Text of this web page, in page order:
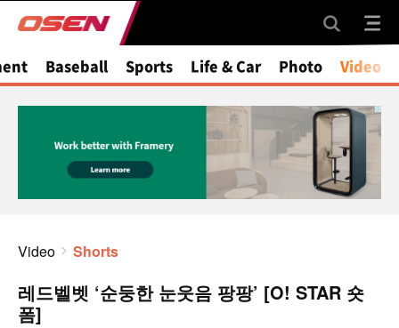
Baseball Sports Life & Car Photo Video
Video Shorts
레드벨벳 ‘순둥한 눈웃음 팡팡’ [O! STAR 숏
폼]